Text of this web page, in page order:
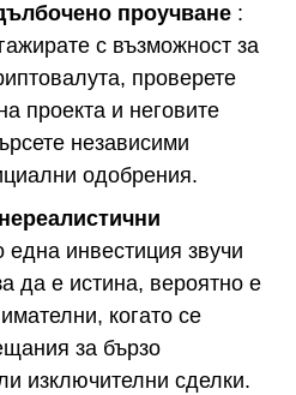
проучване :
с възможност за
проверете
проекта и неговите
независими
одобрения.
една инвестиция звучи
да е истина, вероятно е
когато се
за бързо
изключителни сделки.